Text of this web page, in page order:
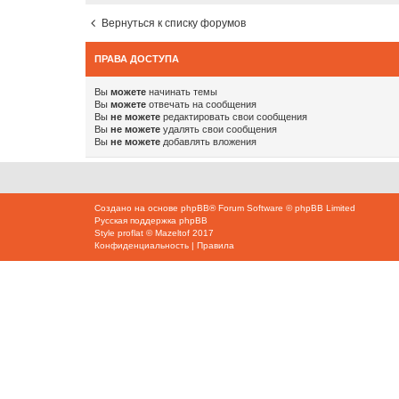
Вернуться к списку форумов
ПРАВА ДОСТУПА
Вы можете начинать темы
Вы можете отвечать на сообщения
Вы не можете редактировать свои сообщения
Вы не можете удалять свои сообщения
Вы не можете добавлять вложения
Создано на основе phpBB® Forum Software © phpBB Limited
Русская поддержка phpBB
Style proflat ©Mazeltof 2017
Конфиденциальность | Правила